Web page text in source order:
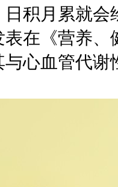
积月累就
在《营养
心血管代